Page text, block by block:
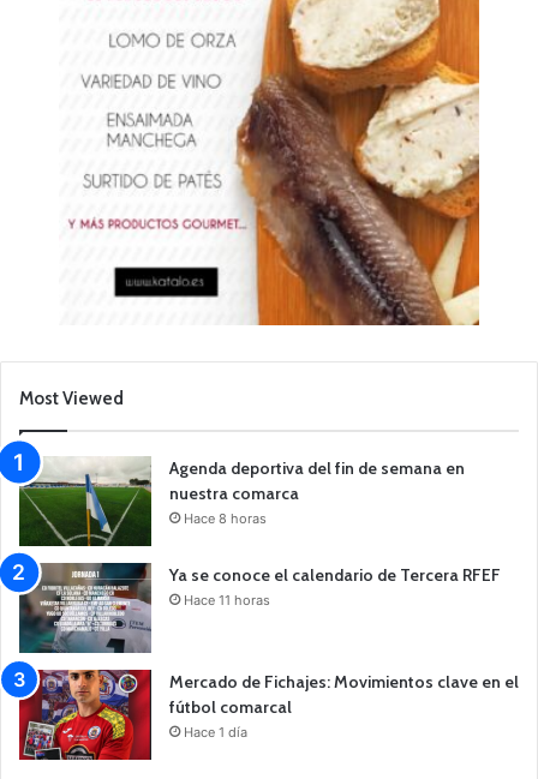
Most Viewed
Agenda deportiva del fin de semana en
nuestra comarca
Hace 8 horas
Ya se conoce el calendario de Tercera RFEF
Hace 11 horas
Mercado de Fichajes: Movimientos clave en el
fútbol comarcal
Hace 1 día